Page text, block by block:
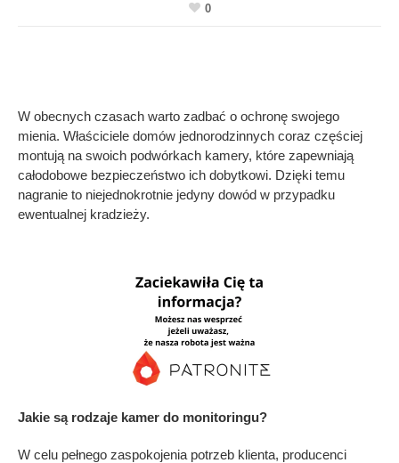
0
W obecnych czasach warto zadbać o ochronę swojego
mienia. Właściciele domów jednorodzinnych coraz częściej
montują na swoich podwórkach kamery, które zapewniają
całodobowe bezpieczeństwo ich dobytkowi. Dzięki temu
nagranie to niejednokrotnie jedyny dowód w przypadku
ewentualnej kradzieży.
Jakie są rodzaje kamer do monitoringu?
W celu pełnego zaspokojenia potrzeb klienta, producenci